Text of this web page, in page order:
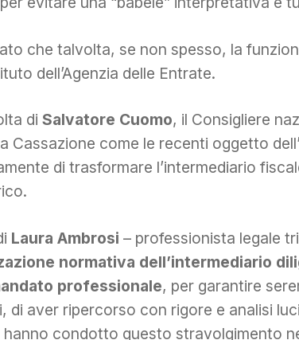
che talvolta, se non spesso, la
dell’Agenzia delle Entrate.
di Salvatore Cuomo, il Consigliere
Cassazione come le recenti oggetto
di trasformare l’intermediario
Laura Ambrosi – professionista legale
normativa dell’intermediario
professionale, per garantire
aver ripercorso con rigore e analisi
hanno condotto questo stravolgimento